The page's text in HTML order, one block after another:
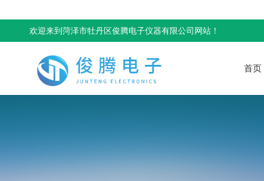
欢迎来到菏泽市牡丹区俊腾电子仪器有限公司网站！
首页